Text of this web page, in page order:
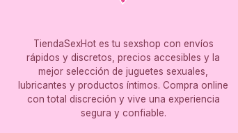
TiendaSexHot es tu sexshop con envíos
rápidos y discretos, precios accesibles y la
mejor selección de juguetes sexuales,
lubricantes y productos íntimos. Compra online
con total discreción y vive una experiencia
segura y confiable.